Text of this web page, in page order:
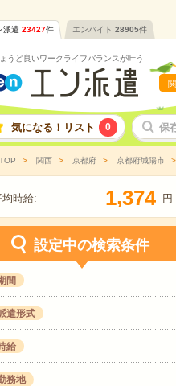
派遣 23427件 エンバイト 28905件
うど良いワークライフバランスが叶う
気になる！リスト 0 保
関西 京都府 京都府城陽市
均時給: 1,374 円
設定中の検索条件
間 ---
遣形式 ---
給 ---
務地